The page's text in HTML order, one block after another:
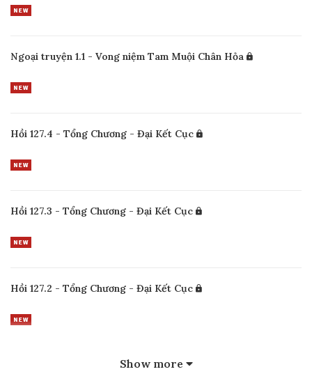
Ngoại truyện 1.1 - Vong niệm Tam Muội Chân Hỏa
Hồi 127.4 - Tổng Chương - Đại Kết Cục
Hồi 127.3 - Tổng Chương - Đại Kết Cục
Hồi 127.2 - Tổng Chương - Đại Kết Cục
Hồi 127.1 - Tổng Chương - Đại Kết Cục
Show more